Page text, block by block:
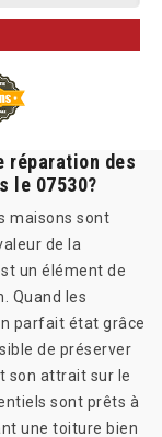
réparation des
le 07530?
maisons sont
de la
un élément de
Quand les
parfait état grâce
de préserver
son attrait sur le
sont prêts à
une toiture bien